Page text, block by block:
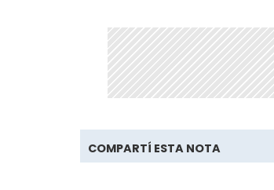
COMPARTÍ ESTA NOTA